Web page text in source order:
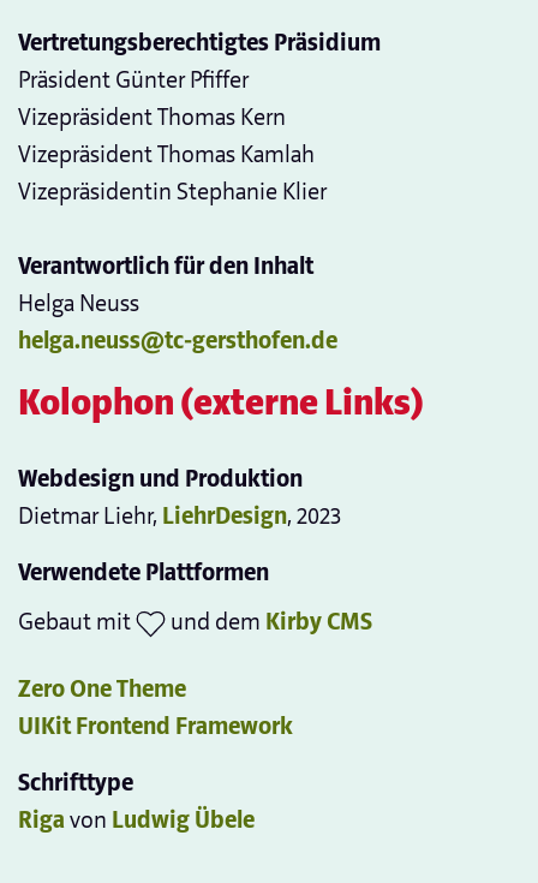
Vertretungsberechtigtes Präsidium
Präsident Günter Pfiffer
Vizepräsident Thomas Kern
Vizepräsident Thomas Kamlah
Vizepräsidentin Stephanie Klier
Verantwortlich für den Inhalt
Helga Neuss
helga.neuss@tc-gersthofen.de
Kolophon (externe Links)
Webdesign und Produktion
Dietmar Liehr, LiehrDesign, 2023
Verwendete Plattformen
Gebaut mit
und dem Kirby CMS
Zero One Theme
UIKit Frontend Framework
Schrifttype
Rigavon Ludwig Übele